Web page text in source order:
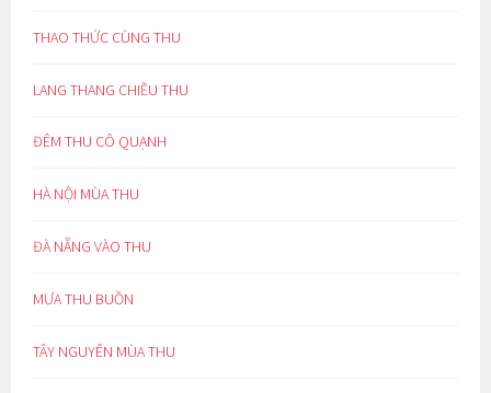
THAO THỨC CÙNG THU
LANG THANG CHIỀU THU
ĐÊM THU CÔ QUẠNH
HÀ NỘI MÙA THU
ĐÀ NẴNG VÀO THU
MƯA THU BUỒN
TÂY NGUYÊN MÙA THU